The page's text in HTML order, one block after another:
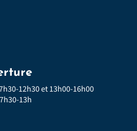
12h30 et 13h00-16h00
13h